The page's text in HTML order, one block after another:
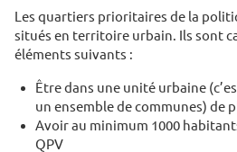
Les quartiers prioritaires de la
situés en territoire urbain. Ils sont
éléments suivants :
Être dans une unité urbaine
un ensemble de communes) de
Avoir au minimum 1000
QPV